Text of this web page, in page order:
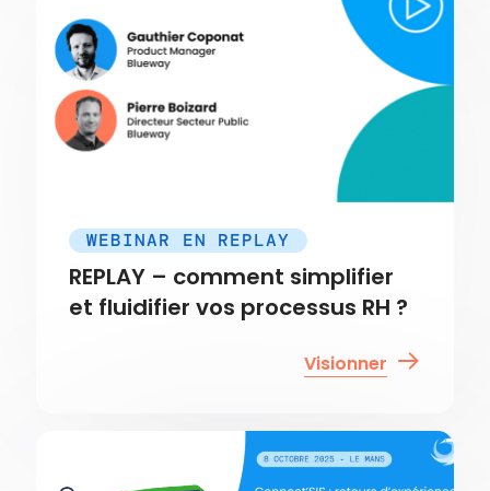
WEBINAR EN REPLAY
REPLAY – comment simplifier
et fluidifier vos processus RH ?
Visionner